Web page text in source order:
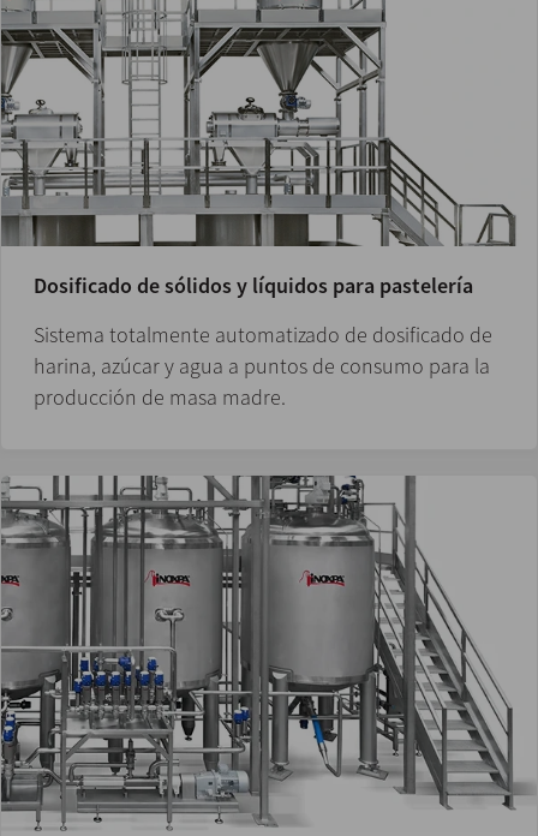
Dosificado de sólidos y líquidos para pastelería
Sistema totalmente automatizado de dosificado de
harina, azúcar y agua a puntos de consumo para la
producción de masa madre.